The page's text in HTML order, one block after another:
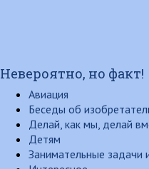
Невероятно, но факт!
Авиация
Беседы об
Делай, как мы, делай
Детям
Занимательные задачи